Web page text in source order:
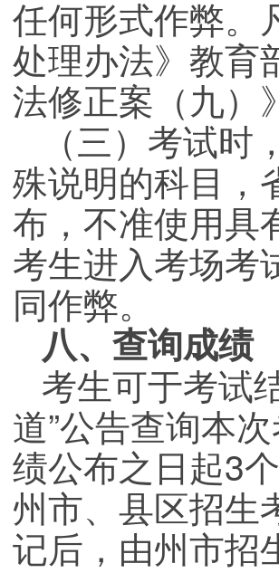
任何形式作弊。
处理办法》教育
法修正案（九）
（三）考试
殊说明的科目，
布，不准使用具
考生进入考场考
同作弊。
八、查询成绩
考生可于考试
道”公告查询本
绩公布之日起3
州市、县区招生
记后，由州市招